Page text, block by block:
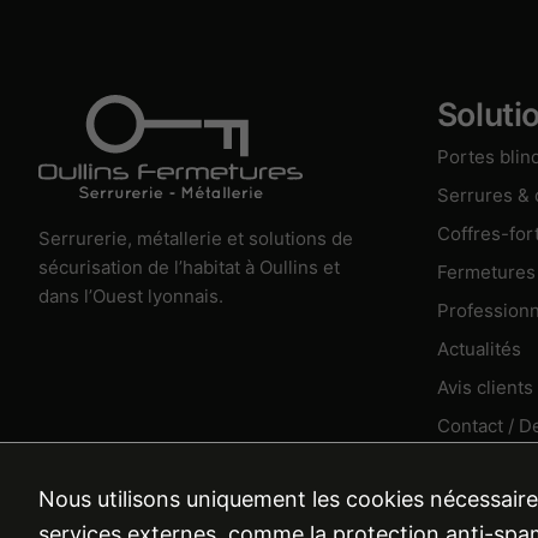
Serrurerie, métallerie et solutions de
sécurisation de l’habitat à Oullins et
dans l’Ouest lyonnais.
Portes
Serrures &
Coffres-
Actualités
Avis clients
Contact /
Nous utilisons uniquement les cookies